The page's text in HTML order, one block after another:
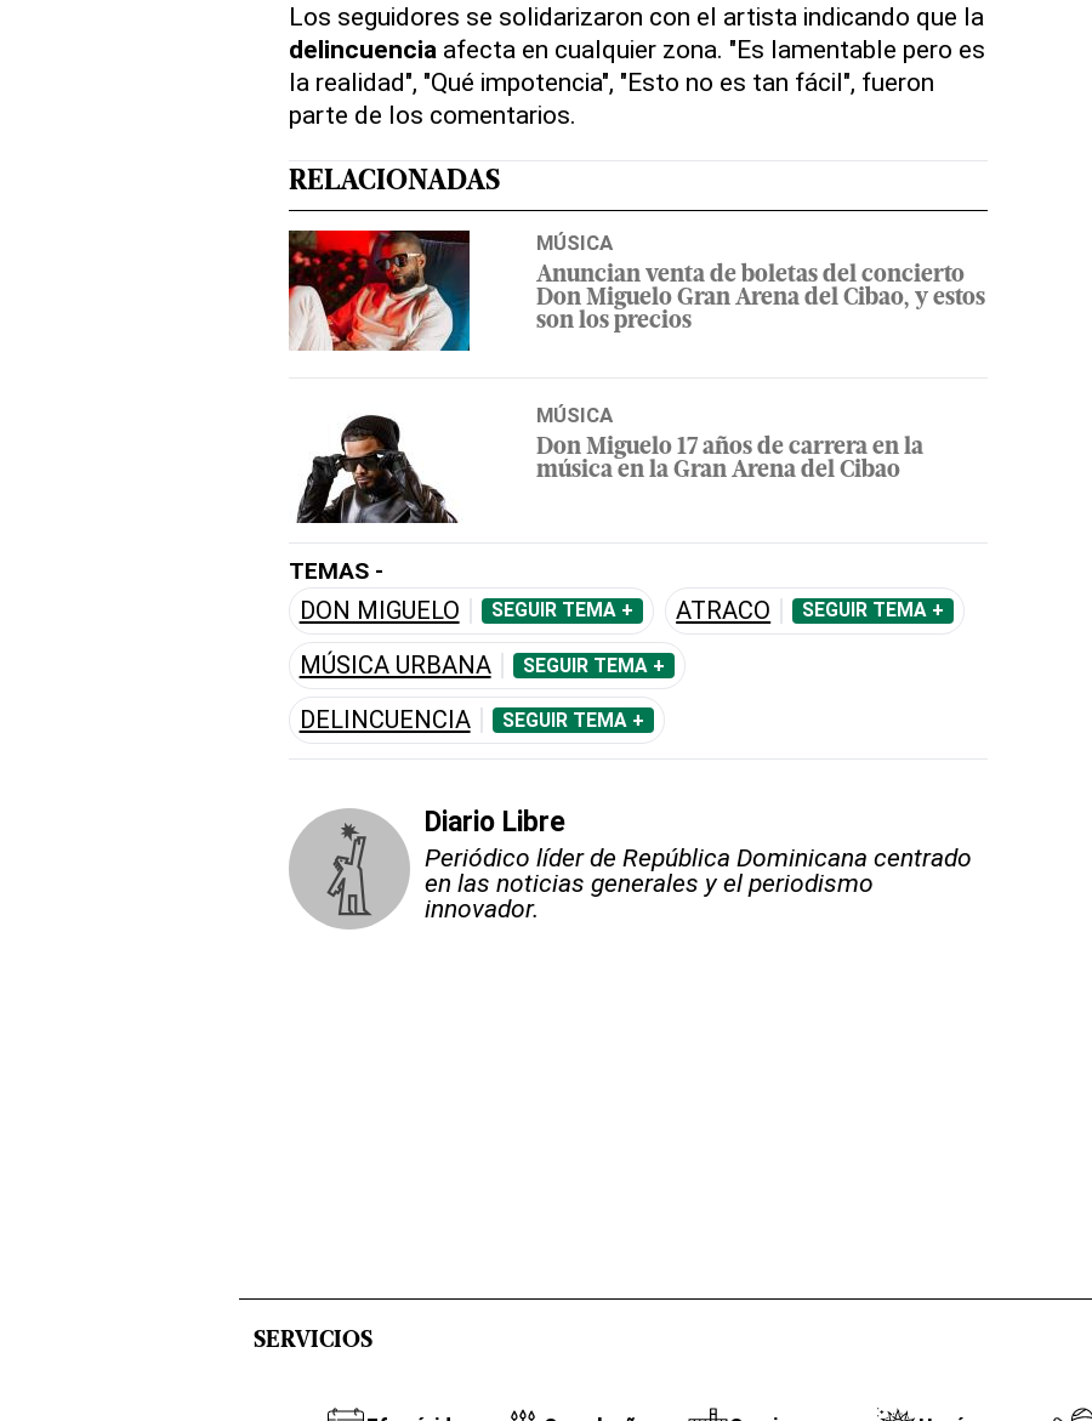
Los seguidores se solidarizaron con el artista indicando que la
delincuenciaafecta en cualquier zona. "Es lamentable pero es
la realidad", "Qué impotencia", "Esto no es tan fácil", fueron
parte de los comentarios.
RELACIONADAS
MÚSICA
Anuncian venta de boletas del concierto
Don Miguelo Gran Arena del Cibao, y estos
son los precios
MÚSICA
Don Miguelo 17 años de carrera en la
música en la Gran Arena del Cibao
TEMAS -
DON MIGUELO SEGUIR TEMA + ATRACO SEGUIR TEMA +
MÚSICA URBANA SEGUIR TEMA +
DELINCUENCIA SEGUIR TEMA +
Diario Libre
Periódico líder de República Dominicana centrado
en las noticias generales y el periodismo
innovador.
SERVICIOS